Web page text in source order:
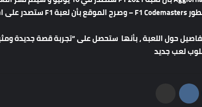
حول اللعبة ، بأنها ستحصل على “تجربة قصة جديدة